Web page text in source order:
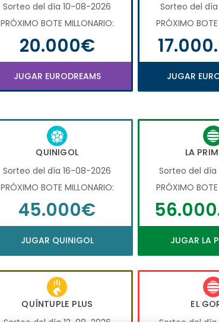
Sorteo del día 10-08-2026
PRÓXIMO BOTE MILLONARIO:
20.000€
JUGAR EURODREAMS
Sorteo del
PRÓXIMO
JUGAR
QUINIGOL
Sorteo del día 16-08-2026
PRÓXIMO BOTE MILLONARIO:
45.000€
JUGAR QUINIGOL
LA
Sorteo del
PRÓXIMO
JUGAR LA
QUÍNTUPLE PLUS
EL